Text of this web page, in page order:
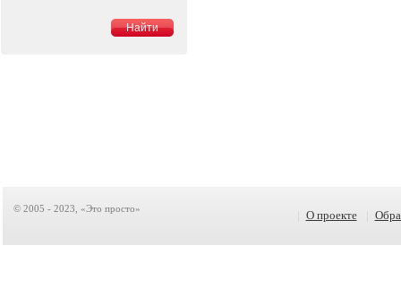
© 2005 - 2023, «Это просто» О проекте